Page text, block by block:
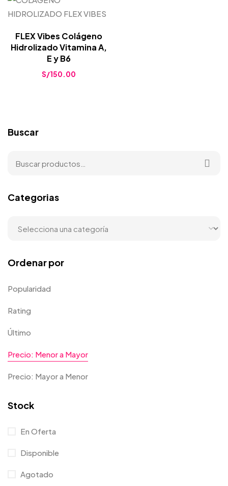
FLEX Vibes Colágeno
Hidrolizado Vitamina A,
E y B6
S/150.00
Buscar
Categorias
Ordenar por
Popularidad
Rating
Último
Precio: Menor a Mayor
Precio: Mayor a Menor
Stock
En Oferta
Disponible
Agotado